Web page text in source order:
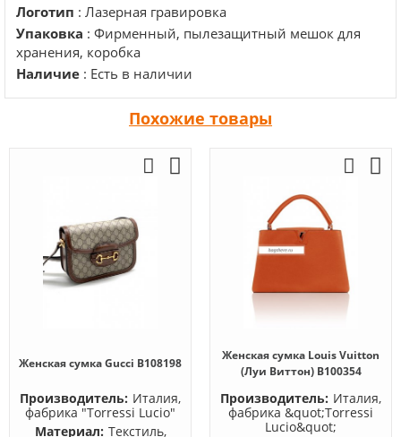
Логотип : Лазерная гравировка
Упаковка : Фирменный, пылезащитный мешок для
хранения, коробка
Наличие : Есть в наличии
Похожие товары
Женская сумка Gucci B108198
Производитель: Италия,
фабрика "Torressi Lucio"
Материал: Текстиль,
Женская сумка Louis Vuitton
(Луи Виттон) B100354
Производитель: Италия,
фабрика &quot;Torressi
Lucio&quot;